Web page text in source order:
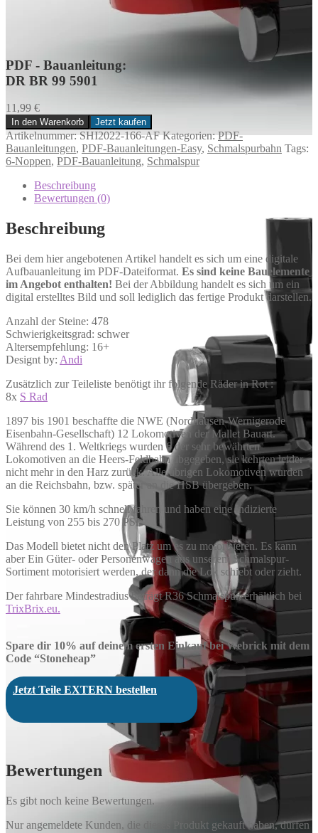
PDF - Bauanleitung:
DR BR 99 5901
11,99 €
DR
BR
99
5901
Menge
In den Warenkorb Jetzt kaufen
Artikelnummer:SHI2022-166-AFKategorien: PDF-
Bauanleitungen, PDF-Bauanleitungen-Easy, Schmalspurbahn Tags:
6-Noppen, PDF-Bauanleitung, Schmalspur
Beschreibung
Bewertungen (0)
Beschreibung
Bei dem hier angebotenen Artikel handelt es sich um eine digitale
Aufbauanleitung im PDF-Dateiformat. Es sind keine Bauelemente
im Angebot enthalten! Bei der Abbildung handelt es sich um ein
digital erstelltes Bild und soll lediglich das fertige Produkt darstellen.
Anzahl der Steine: 478
Schwierigkeitsgrad: schwer
Altersempfehlung: 16+
Designt by: Andi
Zusätzlich zur Teileliste benötigt ihr folgende Räder in Rot :
8x S Rad
1897 bis 1901 beschaffte die NWE (Nordhausen-Wernigerode
Eisenbahn-Gesellschaft) 12 Lokomotiven der Mallet Bauart.
Während des 1. Weltkriegs wurden 6 der sehr bewährten
Lokomotiven an die Heers-Feldbahn abgegeben, sie kehrten leider
nicht mehr in den Harz zurück. Alle übrigen Lokomotiven wurden
an die Reichsbahn, bzw. später an die HSB übergeben.
Sie können 30 km/h schnell fahren und haben eine Indizierte
Leistung von 255 bis 270 PSI.
Das Modell bietet nicht den Platz um es zu motorisieren. Es kann
aber Ein Güter- oder Personenwagen aus unserem Schmalspur-
Sortiment motorisiert werden, der dann die Lok schiebt oder zieht.
Der fahrbare Mindestradius beträgt R36 Schmalspur, erhältlich bei
TrixBrix.eu.
Spare dir 10% auf deinem ersten Einkauf bei Webrick mit dem
Code “Stoneheap”
Jetzt Teile EXTERN bestellen
Bewertungen
Es gibt noch keine Bewertungen.
Nur angemeldete Kunden, die dieses Produkt gekauft haben, dürfen